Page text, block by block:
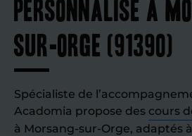
personnalisé à
sur-Orge (91390)
Spécialiste de
Acadomia propose des cours
à Morsang-sur-Orge, adaptés